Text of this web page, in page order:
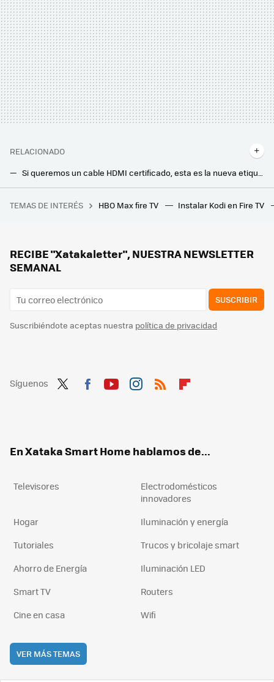
RELACIONADO
IKEA tira la casa por la ventana. Este es el producto que regalará el 22 de marzo para que ahorremos agua
Ikea transforma la terraza en un patio de diseño sin obras por menos de 20 euros
TEMAS DE INTERÉS HBO Max fire TV Instalar Kodi en Fire TV
RECIBE "Xatakaletter", NUESTRA NEWSLETTER
SEMANAL
SUSCRIBIR
Suscribiéndote aceptas nuestra política de privacidad
Síguenos
En Xataka Smart Home hablamos de...
Televisores
Electrodomésticos
innovadores
Hogar
Iluminación y energía
Tutoriales
Trucos y bricolaje smart
Ahorro de Energía
Iluminación LED
Smart TV
Routers
Cine en casa
Wifi
VER MÁS TEMAS